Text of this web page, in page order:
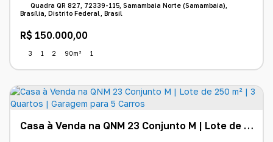
R$ 150.000,00
Quadra QR 827, 72339-115, Samambaia Norte (Samambaia),
Brasília, Distrito Federal, Brasil
3 1 2 90m² 1
Casa à Venda na QNM 23 Conjunto M | Lote de 250 m² | 3 Quartos | Garagem para 5 Carros